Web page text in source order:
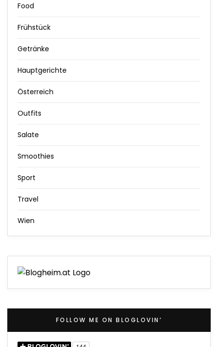
Food
Frühstück
Getränke
Hauptgerichte
Österreich
Outfits
Salate
Smoothies
Sport
Travel
Wien
FOLLOW ME ON BLOGLOVIN’